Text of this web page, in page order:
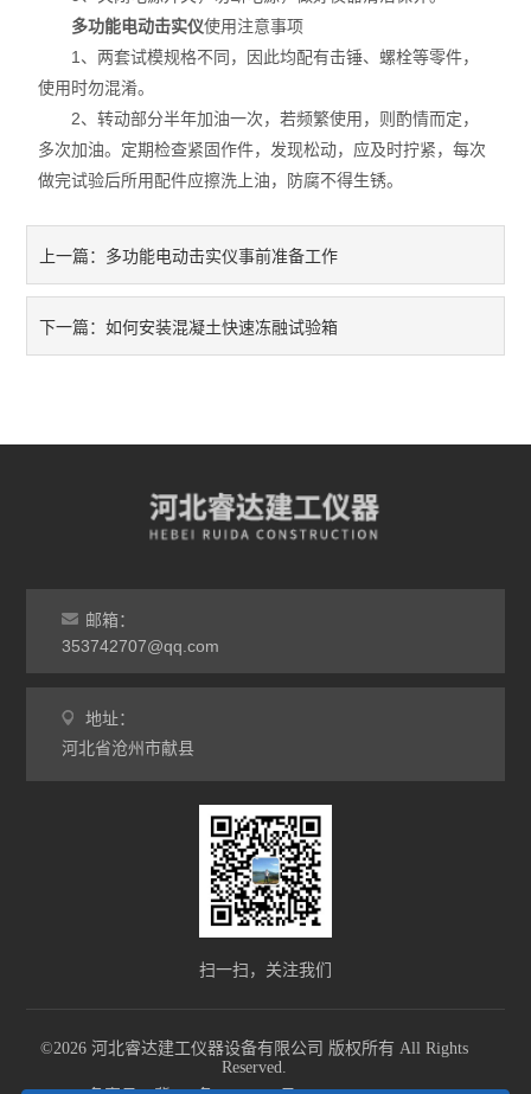
主体结构检测仪器
钢筋检测试验仪器
移动集装箱试验室
建筑工程检测仪器
多功能电动击实仪使用注意事项
1、两套试模规格不同，因此均配有击锤、螺栓等零件，
使用时勿混淆。
2、转动部分半年加油一次，若频繁使用，则酌情而定，
多次加油。定期检查紧固作件，发现松动，应及时拧紧，每次
做完试验后所用配件应擦洗上油，防腐不得生锈。
上一篇： 多功能电动击实仪事前准备工作
下一篇：如何安装混凝土快速冻融试验箱
邮箱：
353742707@qq.com
地址：
河北省沧州市献县
扫一扫，关注我们
©2026 河北睿达建工仪器设备有限公司 版权所有 All Rights
Reserved.